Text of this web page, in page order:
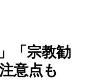
「宗教勧
意点も